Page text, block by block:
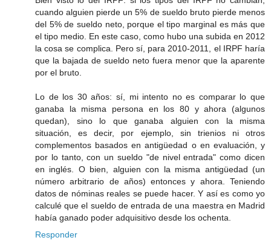
cuando alguien pierde un 5% de sueldo bruto pierde menos
del 5% de sueldo neto, porque el tipo marginal es más que
el tipo medio. En este caso, como hubo una subida en 2012
la cosa se complica. Pero sí, para 2010-2011, el IRPF haría
que la bajada de sueldo neto fuera menor que la aparente
por el bruto.
Lo de los 30 años: sí, mi intento no es comparar lo que
ganaba la misma persona en los 80 y ahora (algunos
quedan), sino lo que ganaba alguien con la misma
situación, es decir, por ejemplo, sin trienios ni otros
complementos basados en antigüedad o en evaluación, y
por lo tanto, con un sueldo "de nivel entrada" como dicen
en inglés. O bien, alguien con la misma antigüedad (un
número arbitrario de años) entonces y ahora. Teniendo
datos de nóminas reales se puede hacer. Y así es como yo
calculé que el sueldo de entrada de una maestra en Madrid
había ganado poder adquisitivo desde los ochenta.
Responder